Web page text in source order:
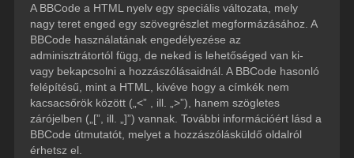
A BBCode a HTML nyelv egy speciális változata, mely
nagy teret enged egy szövegrészlet megformázásához. A
BBCode használatának engedélyezése az
adminisztrátortól függ, de neked is lehetőséged van ki-
vagy bekapcsolni a hozzászólásaidnál. A BBCode hasonló
felépítésű, mint a HTML, kivéve hogy a címkék nem
kacsacsőrök között („<” , ill. „>”), hanem szögletes
zárójelben („[”, ill. „]”) vannak. További információért lásd a
BBCode útmutatót, melyet a hozzászólásküldő oldalról
érhetsz el.